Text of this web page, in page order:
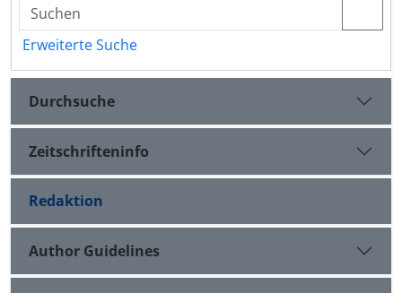
Erweiterte Suche
Durchsuche
Zeitschrifteninfo
Redaktion
Author Guidelines